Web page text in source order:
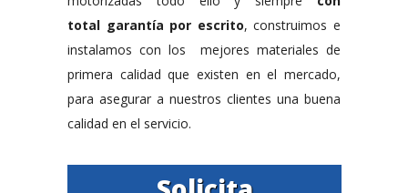
total garantía por escrito, construimos e
instalamos con los mejores materiales de
primera calidad que existen en el mercado,
para asegurar a nuestros clientes una buena
calidad en el servicio.